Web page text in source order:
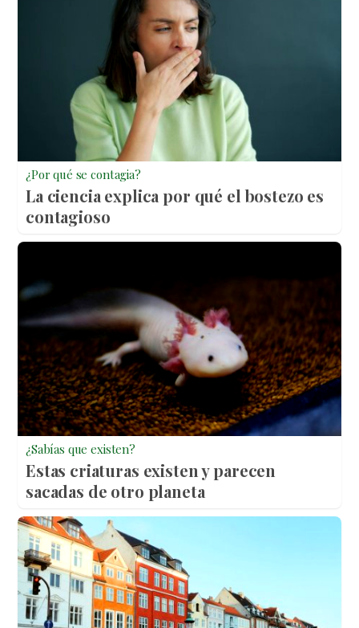
¿Por qué se contagia?
La ciencia explica por qué el bostezo es
contagioso
¿Sabías que existen?
Estas criaturas existen y parecen
sacadas de otro planeta